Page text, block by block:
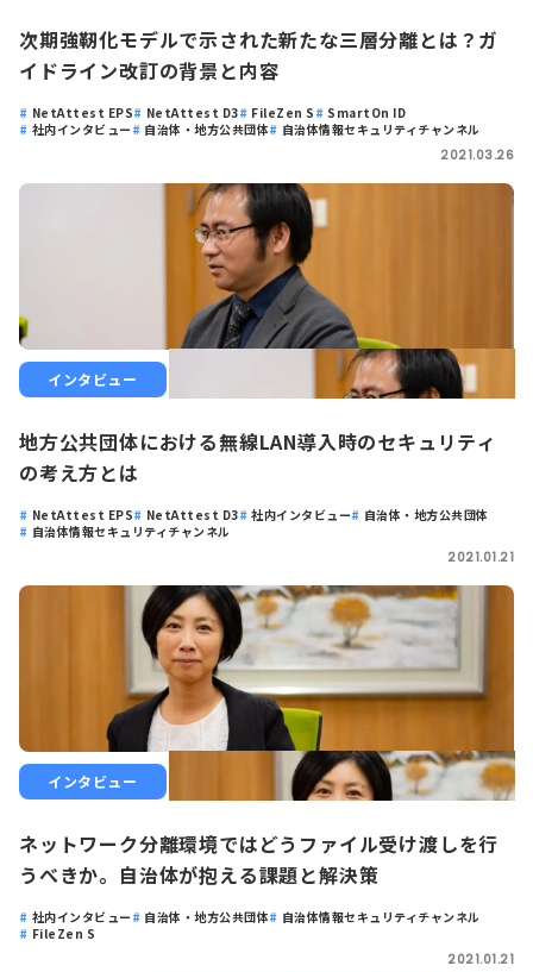
次期強靭化モデルで示された新たな三層分離とは？ガ
イドライン改訂の背景と内容
NetAttest EPS NetAttest D3 FileZen S
SmartOn ID
社内インタビュー
自治体・地方公共団体
自治体情報セキュリティチャンネル
2021.03.26
インタビュー
地方公共団体における無線LAN導入時のセキュリティ
の考え方とは
NetAttest EPS NetAttest D3 社内インタビュー
自治体・地方公共団体
自治体情報セキュリティチャンネル
2021.01.21
インタビュー
ネットワーク分離環境ではどうファイル受け渡しを行
うべきか。自治体が抱える課題と解決策
社内インタビュー 自治体・地方公共団体
自治体情報セキュリティチャンネル
FileZen S
2021.01.21